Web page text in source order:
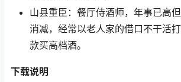
山县重臣：餐厅侍酒师，年事已高
消减，经常以老人家的借口不干活
款买高档酒。
下载说明